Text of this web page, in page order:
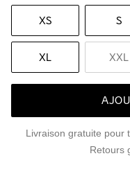
XS S
XL XXL
Livraison gratuite pour
Retours